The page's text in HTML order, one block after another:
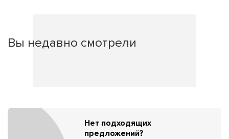
Вы недавно смотрели
Нет подходящих
предложений?